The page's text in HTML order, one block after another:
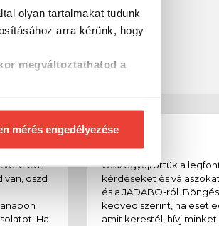
olyan tartalmakat tudunk
arra kérünk, hogy
megváltoztathatod a
mérés engedélyezése
oszd
Ha
Összegyűjtöttük a
kérdéseket és
és a JADABO-ról.
kedved szerint, ha
amit kerestél, hívj minket